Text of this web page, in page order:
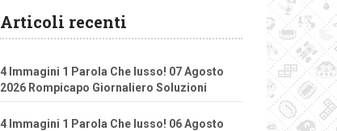
Articoli recenti
4 Immagini 1 Parola Che lusso! 07 Agosto
2026 Rompicapo Giornaliero Soluzioni
4 Immagini 1 Parola Che lusso! 06 Agosto